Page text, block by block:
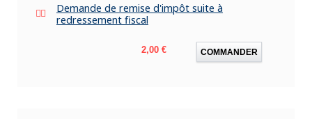
Demande de remise d'impôt suite à
redressement fiscal
Prix
2,00 € COMMANDER